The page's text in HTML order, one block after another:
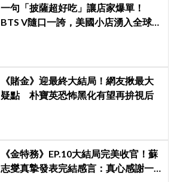
一句「披薩超好吃」讓店家爆單！
BTS V隨口一誇，美國小店湧入全球
《賭金》迎最終大結局！網友揪最大
疑點 朴寶英恐怖黑化有望再拚視后
《金特務》EP.10大結局完美收官！蘇
志燮真摯發表完結感言：真心感謝一